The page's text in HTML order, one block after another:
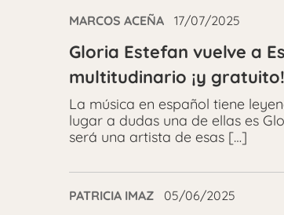
MARCOS ACEÑA 17/07/2025
Gloria Estefan vuelve a
multitudinario ¡y gratuito!
La música en español tiene
lugar a dudas una de ellas es
será una artista de esas […]
PATRICIA IMAZ 05/06/2025